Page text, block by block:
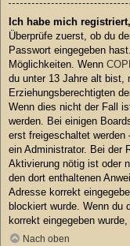
Ich habe mich
Überprüfe zuerst, ob du
Passwort eingegeben
Möglichkeiten. Wenn
du unter 13 Jahre alt bist,
Erziehungsberechtigten
Wenn dies nicht der Fall
werden. Bei einigen
erst freigeschaltet werden
ein Administrator. Bei der
Aktivierung nötig ist oder
den dort enthaltenen
Adresse korrekt
blockiert wurde. Wenn du
korrekt eingegeben
Nach oben